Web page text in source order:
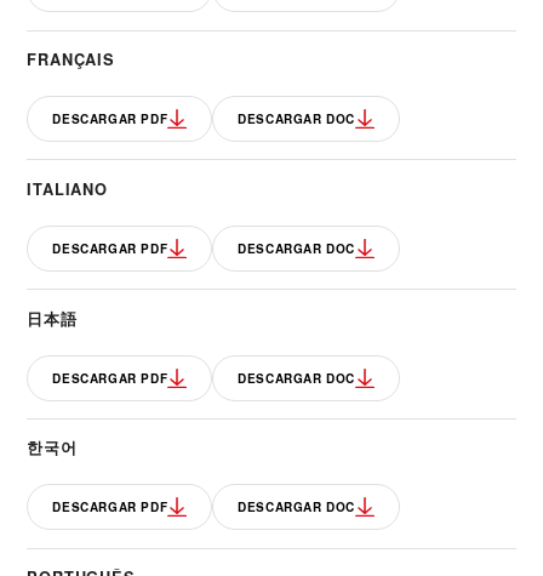
FRANÇAIS
DESCARGAR PDF DESCARGAR DOC
ITALIANO
DESCARGAR PDF DESCARGAR DOC
日本語
DESCARGAR PDF DESCARGAR DOC
한국어
DESCARGAR PDF DESCARGAR DOC